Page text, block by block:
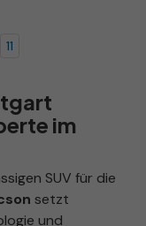
11
im
SUV für die
setzt
und